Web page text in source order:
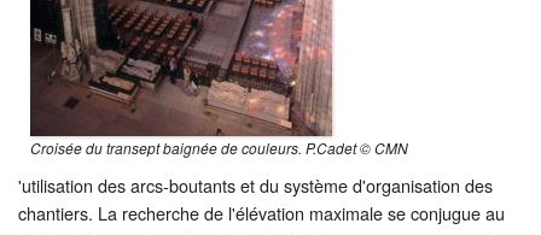
Croisée du transept baignée de couleurs. P.Cadet © CMN
'utilisation des arcs-boutants et du système d'organisation des
chantiers. La recherche de l'élévation maximale se conjugue au